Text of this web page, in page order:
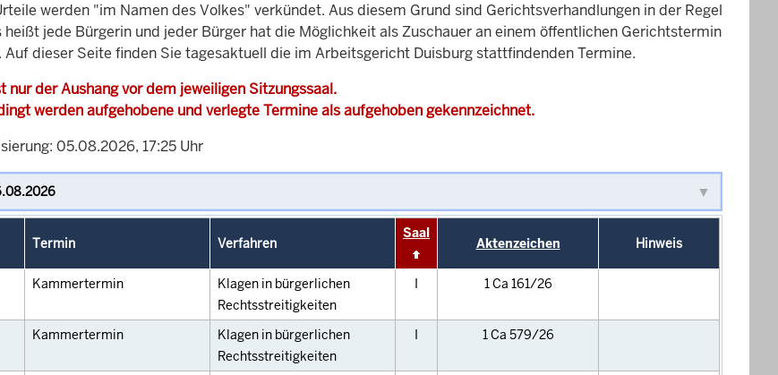
werden "im Namen des Volkes" verkündet. Aus diesem Grund sind Gerichtsverhandlungen in der Regel
heißt jede Bürgerin und jeder Bürger hat die Möglichkeit als Zuschauer an einem öffentlichen Gerichtstermin
Auf dieser Seite finden Sie tagesaktuell die im Arbeitsgericht Duisburg stattfindenden Termine.
nur der Aushang vor dem jeweiligen Sitzungssaal.
werden aufgehobene und verlegte Termine als aufgehoben gekennzeichnet.
05.08.2026, 17:25 Uhr
Termin Verfahren
Saal
Aktenzeichen Hinweis
Kammertermin
Klagen in bürgerlichen
Rechtsstreitigkeiten
I 1 Ca 161/26
Kammertermin
Klagen in bürgerlichen
Rechtsstreitigkeiten
I 1 Ca 579/26